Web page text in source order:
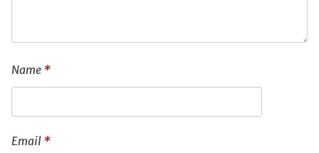
Name *
Email *